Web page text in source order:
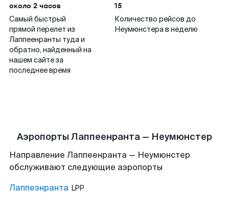
около 2 часов
Самый быстрый
прямой перелет из
Лаппеенранты туда и
обратно, найденный на
нашем сайте за
последнее время
15
Количество рейсов до
Неумюнстера в неделю
Аэропорты Лаппеенранта — Неумюнстер
Направление Лаппеенранта — Неумюнстер
обслуживают следующие аэропорты
Лаппеэнранта LPP